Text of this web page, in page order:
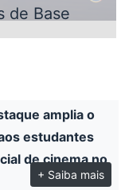
de Base
amplia o
estudantes
de cinema no
+ Saiba mais